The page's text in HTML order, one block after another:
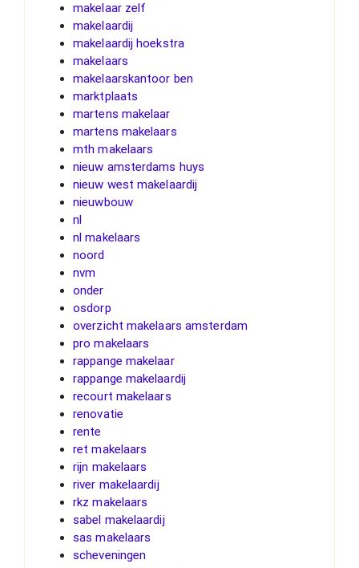
makelaar zelf
makelaardij
makelaardij hoekstra
makelaars
makelaarskantoor ben
marktplaats
martens makelaar
martens makelaars
mth makelaars
nieuw amsterdams huys
nieuw west makelaardij
nieuwbouw
nl
nl makelaars
noord
nvm
onder
osdorp
overzicht makelaars amsterdam
pro makelaars
rappange makelaar
rappange makelaardij
recourt makelaars
renovatie
rente
ret makelaars
rijn makelaars
river makelaardij
rkz makelaars
sabel makelaardij
sas makelaars
scheveningen